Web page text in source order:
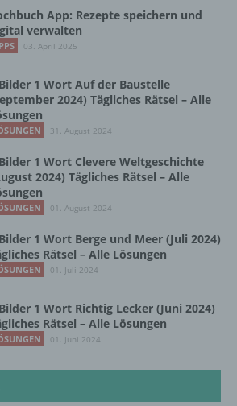
App: Rezepte speichern und
verwalten
03. April 2025
1 Wort Auf der Baustelle
2024) Tägliches Rätsel – Alle
31. August 2024
1 Wort Clevere Weltgeschichte
2024) Tägliches Rätsel – Alle
01. August 2024
1 Wort Berge und Meer (Juli 2024)
Rätsel – Alle Lösungen
01. Juli 2024
1 Wort Richtig Lecker (Juni 2024)
Rätsel – Alle Lösungen
01. Juni 2024
gesondert aufbewahrt werden
und organisatorischen
unterliegen, die gewährleisten,
Daten nicht
Person zugewiesen werden.
oder für die Verarbeitung
ist die natürliche oder
Stelle, die allein oder
mit anderen über die Zwecke
Verarbeitung von
und Mittel dieser
durch das Unionsrecht oder
Mitgliedstaaten vorgegeben,
Verantwortliche
können die bestimmten
Benennung nach dem
oder dem Recht der